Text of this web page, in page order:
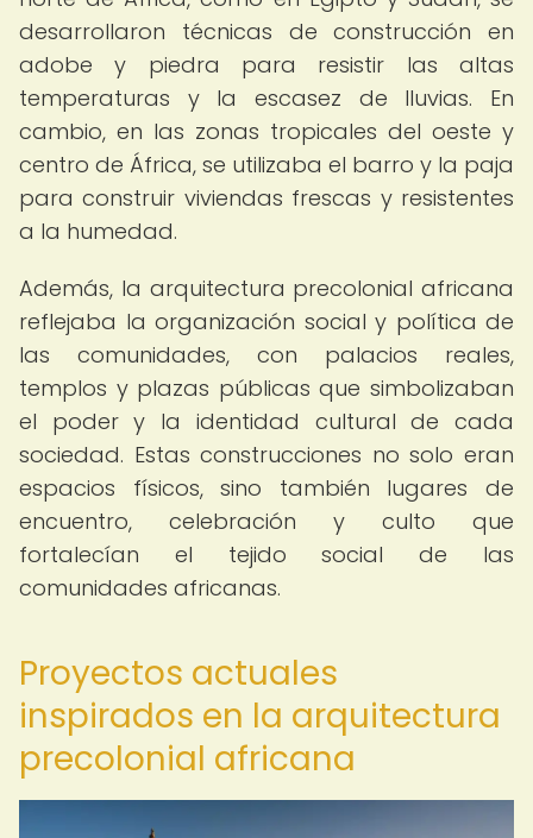
desarrollaron técnicas de construcción en
adobe y piedra para resistir las altas
temperaturas y la escasez de lluvias. En
cambio, en las zonas tropicales del oeste y
centro de África, se utilizaba el barro y la paja
para construir viviendas frescas y resistentes
a la humedad.
Además, la arquitectura precolonial africana
reflejaba la organización social y política de
las comunidades, con palacios reales,
templos y plazas públicas que simbolizaban
el poder y la identidad cultural de cada
sociedad. Estas construcciones no solo eran
espacios físicos, sino también lugares de
encuentro, celebración y culto que
fortalecían el tejido social de las
comunidades africanas.
Proyectos actuales
inspirados en la arquitectura
precolonial africana